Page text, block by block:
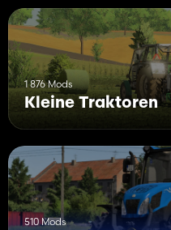
1 876 Mods
Kleine Traktoren
510 Mods